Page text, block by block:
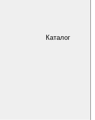
Каталог